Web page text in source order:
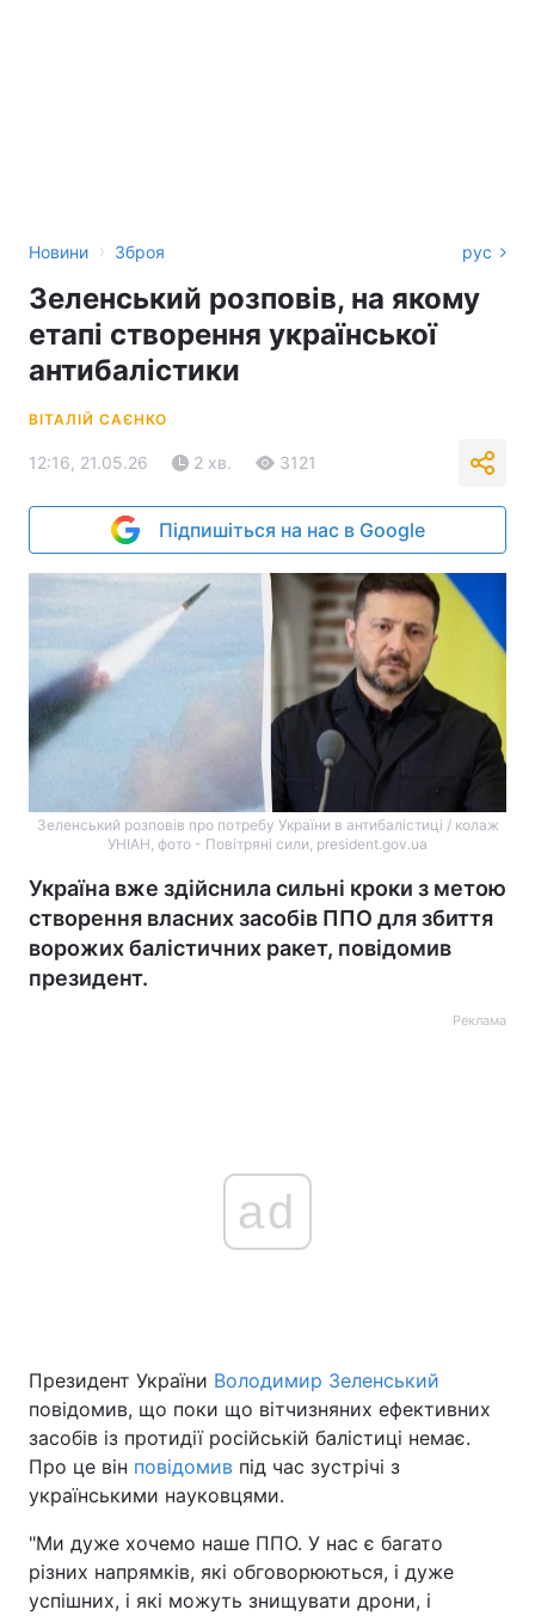
Новини › Зброя рус
Зеленський розповів, на якому
етапі створення української
антибалістики
ВІТАЛІЙ САЄНКО
12:16, 21.05.26 2 хв. 3121
Підпишіться на нас в Google
Зеленський розповів про потребу України в антибалістиці / колаж
УНІАН, фото - Повітряні сили, president.gov.ua
Україна вже здійснила сильні кроки з метою
створення власних засобів ППО для збиття
ворожих балістичних ракет, повідомив
президент.
Реклама
ad
Президент України Володимир Зеленський
повідомив, що поки що вітчизняних ефективних
засобів із протидії російській балістиці немає.
Про це він повідомив під час зустрічі з
українськими науковцями.
"Ми дуже хочемо наше ППО. У нас є багато
різних напрямків, які обговорюються, і дуже
успішних, і які можуть знищувати дрони, і